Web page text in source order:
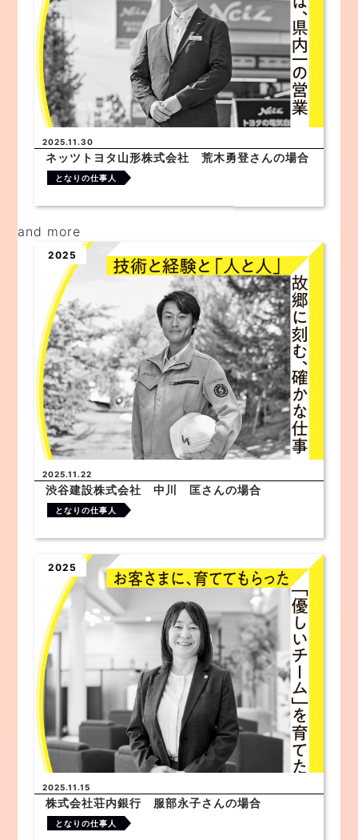
2025.11.30
ネッツトヨタ山形株式会社 荒木勇登さんの場合
となりの仕事人
and more
2025
2025.11.22
渋谷建設株式会社 中川 匡さんの場合
となりの仕事人
2025
2025.11.15
株式会社荘内銀行 服部永子さんの場合
となりの仕事人